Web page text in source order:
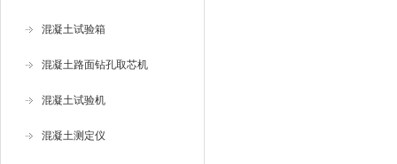
混凝土试验箱
混凝土路面钻孔取芯机
混凝土试验机
混凝土测定仪